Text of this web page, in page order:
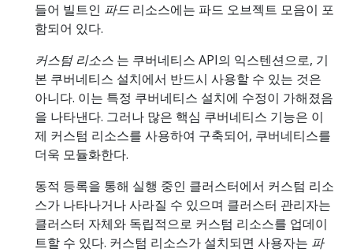
들어 빌트인 파드 리소스에는 파드 오브젝트 모음이 포
함되어 있다.
커스텀 리소스 는 쿠버네티스 API의 익스텐션으로, 기
본 쿠버네티스 설치에서 반드시 사용할 수 있는 것은
아니다. 이는 특정 쿠버네티스 설치에 수정이 가해졌음
을 나타낸다. 그러나 많은 핵심 쿠버네티스 기능은 이
제 커스텀 리소스를 사용하여 구축되어, 쿠버네티스를
더욱 모듈화한다.
동적 등록을 통해 실행 중인 클러스터에서 커스텀 리소
스가 나타나거나 사라질 수 있으며 클러스터 관리자는
클러스터 자체와 독립적으로 커스텀 리소스를 업데이
트할 수 있다. 커스텀 리소스가 설치되면 사용자는 파